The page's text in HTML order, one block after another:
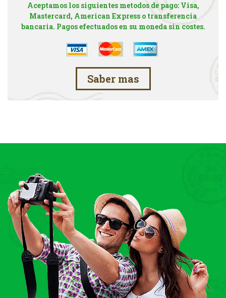
Aceptamos los siguientes metodos de pago: Visa,
Mastercard, American Express o transferencia
bancaria. Pagos efectuados en su moneda sin costes.
Saber mas